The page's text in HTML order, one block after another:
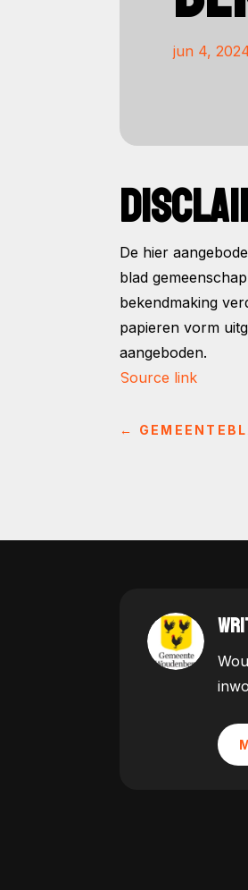
jun 4,
De hier
blad
bekendmaking
papieren vorm
aangeboden.
Source link
←